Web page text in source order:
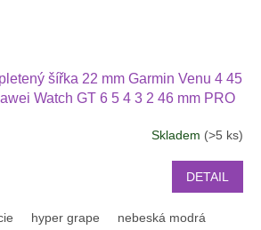
šířka 22 mm Garmin Venu 4 45
Watch GT 6 5 4 3 2 46 mm PRO
Skladem (>5 ks)
DETAIL
hyper grape nebeská modrá